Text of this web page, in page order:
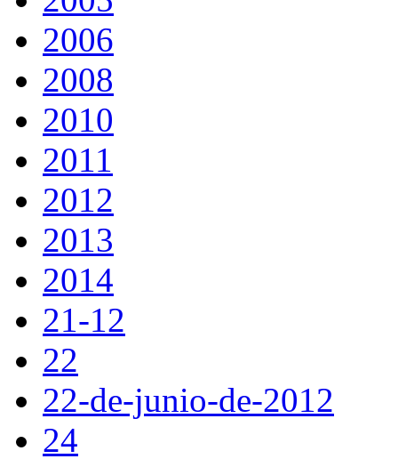
2006
2008
2010
2011
2012
2013
2014
21-12
22
22-de-junio-de-2012
24